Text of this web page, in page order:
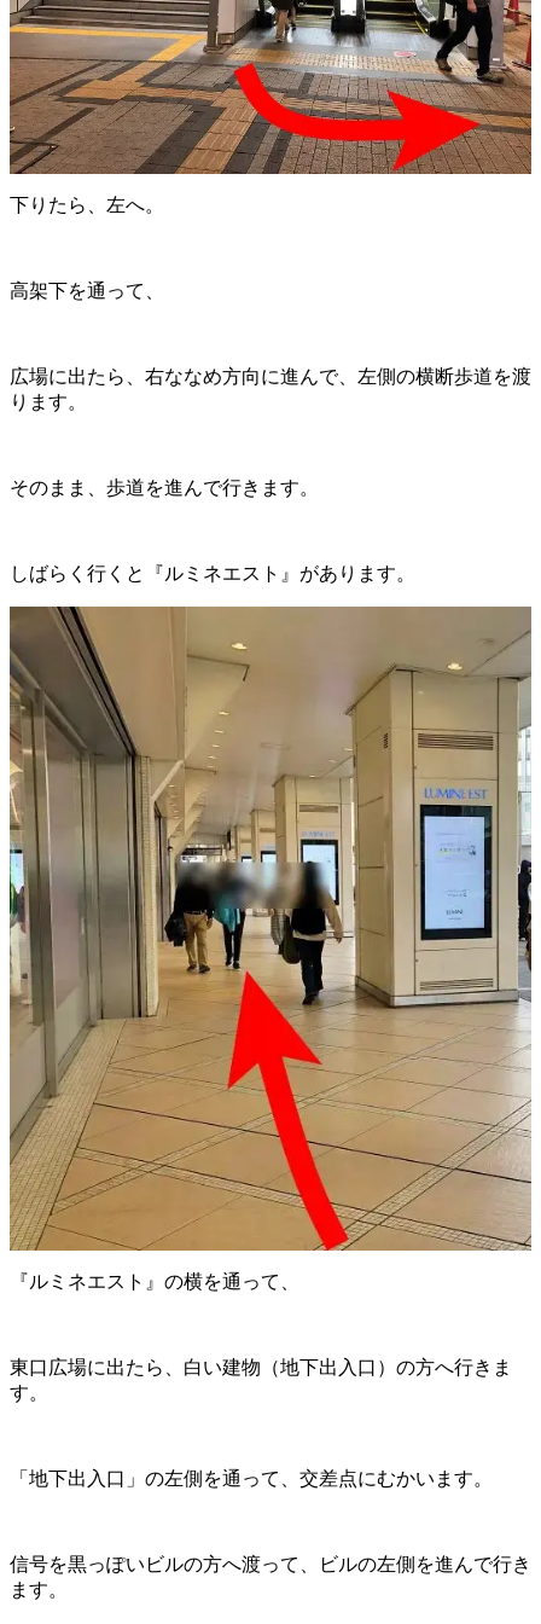
下りたら、左へ。
高架下を通って、
広場に出たら、右ななめ方向に進んで、左側の横断歩道を渡
ります。
そのまま、歩道を進んで行きます。
しばらく行くと『ルミネエスト』があります。
『ルミネエスト』の横を通って、
東口広場に出たら、白い建物（地下出入口）の方へ行きま
す。
「地下出入口」の左側を通って、交差点にむかいます。
信号を黒っぽいビルの方へ渡って、ビルの左側を進んで行き
ます。